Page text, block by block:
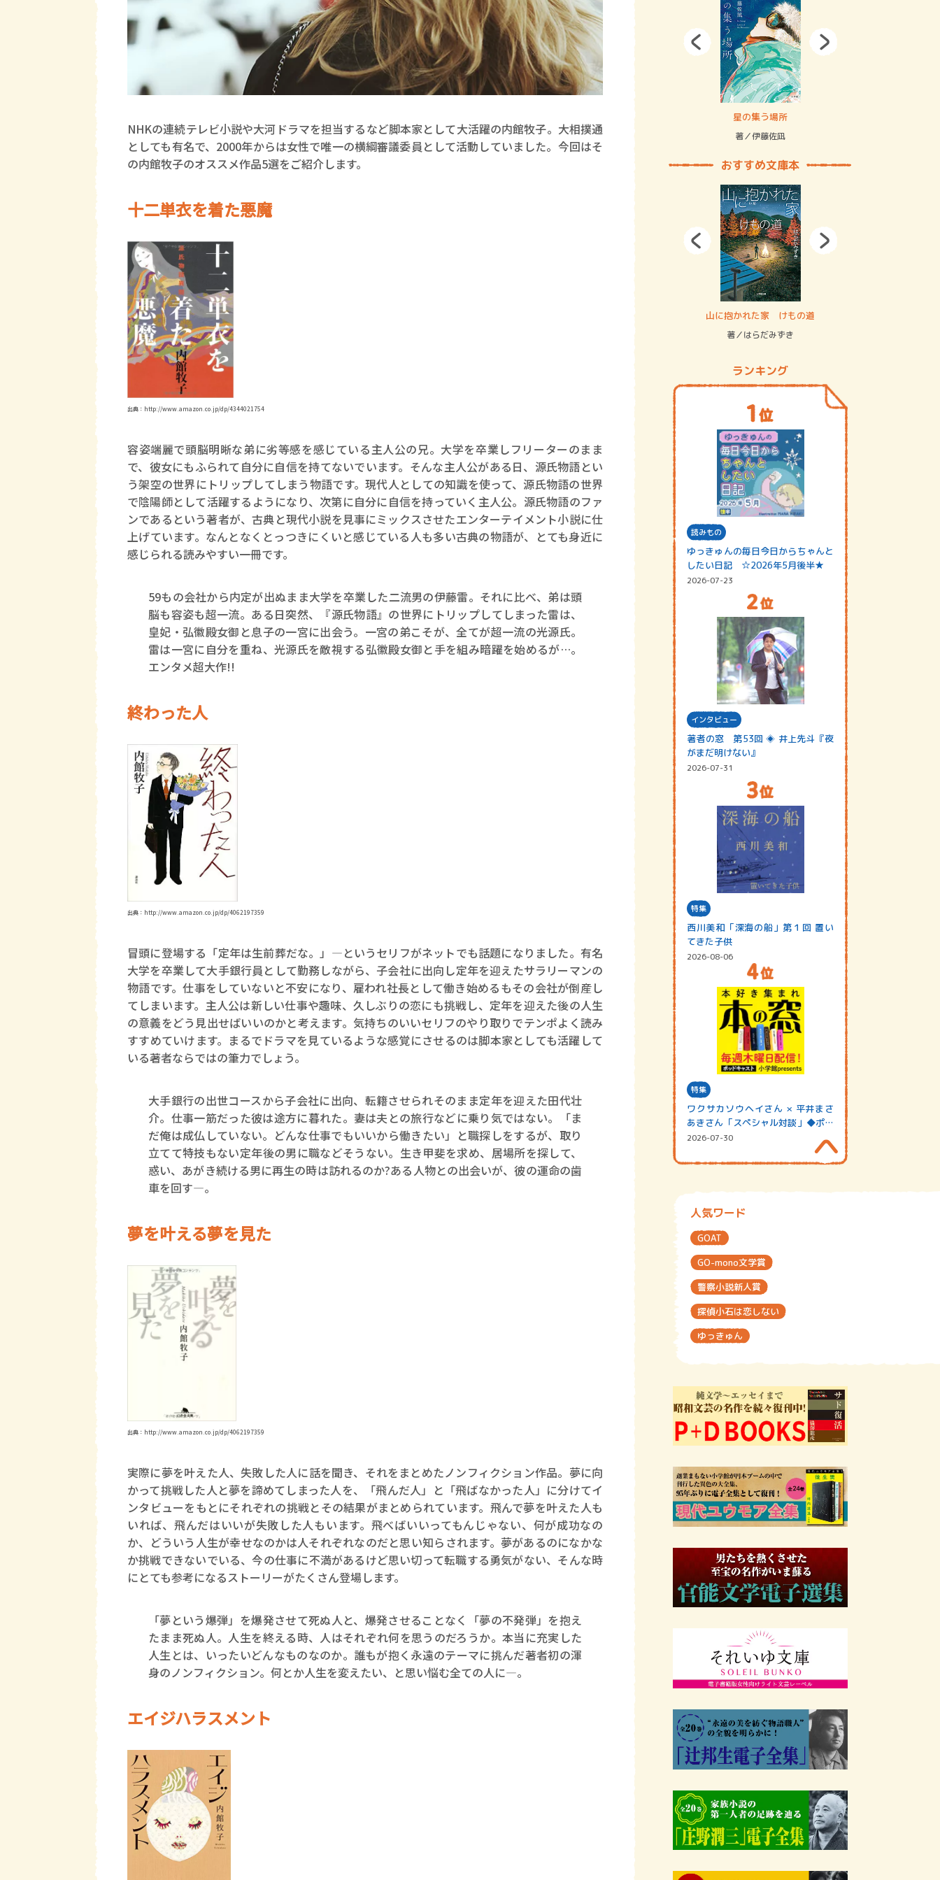
NHKの連続テレビ小説や大河ドラマを担当するなど脚本家として大活躍の内館牧子。大相撲通
としても有名で、2000年からは女性で唯一の横綱審議委員として活動していました。今回はそ
の内館牧子のオススメ作品5選をご紹介します。
十二単衣を着た悪魔
出典：http://www.amazon.co.jp/dp/4344021754
容姿端麗で頭脳明晰な弟に劣等感を感じている主人公の兄。大学を卒業しフリーターのまま
で、彼女にもふられて自分に自信を持てないでいます。そんな主人公がある日、源氏物語とい
う架空の世界にトリップしてしまう物語です。現代人としての知識を使って、源氏物語の世界
で陰陽師として活躍するようになり、次第に自分に自信を持っていく主人公。源氏物語のファ
ンであるという著者が、古典と現代小説を見事にミックスさせたエンターテイメント小説に仕
上げています。なんとなくとっつきにくいと感じている人も多い古典の物語が、とても身近に
感じられる読みやすい一冊です。
59もの会社から内定が出ぬまま大学を卒業した二流男の伊藤雷。それに比べ、弟は頭
脳も容姿も超一流。ある日突然、『源氏物語』の世界にトリップしてしまった雷は、
皇妃・弘徽殿女御と息子の一宮に出会う。一宮の弟こそが、全てが超一流の光源氏。
雷は一宮に自分を重ね、光源氏を敵視する弘徽殿女御と手を組み暗躍を始めるが…。
エンタメ超大作!!
終わった人
出典：http://www.amazon.co.jp/dp/4062197359
冒頭に登場する「定年は生前葬だな。」―というセリフがネットでも話題になりました。有名
大学を卒業して大手銀行員として勤務しながら、子会社に出向し定年を迎えたサラリーマンの
物語です。仕事をしていないと不安になり、雇われ社長として働き始めるもその会社が倒産し
てしまいます。主人公は新しい仕事や趣味、久しぶりの恋にも挑戦し、定年を迎えた後の人生
の意義をどう見出せばいいのかと考えます。気持ちのいいセリフのやり取りでテンポよく読み
すすめていけます。まるでドラマを見ているような感覚にさせるのは脚本家としても活躍して
いる著者ならではの筆力でしょう。
大手銀行の出世コースから子会社に出向、転籍させられそのまま定年を迎えた田代壮
介。仕事一筋だった彼は途方に暮れた。妻は夫との旅行などに乗り気ではない。「ま
だ俺は成仏していない。どんな仕事でもいいから働きたい」と職探しをするが、取り
立てて特技もない定年後の男に職などそうない。生き甲斐を求め、居場所を探して、
惑い、あがき続ける男に再生の時は訪れるのか?ある人物との出会いが、彼の運命の歯
車を回す―。
夢を叶える夢を見た
出典：http://www.amazon.co.jp/dp/4062197359
実際に夢を叶えた人、失敗した人に話を聞き、それをまとめたノンフィクション作品。夢に向
かって挑戦した人と夢を諦めてしまった人を、「飛んだ人」と「飛ばなかった人」に分けてイ
ンタビューをもとにそれぞれの挑戦とその結果がまとめられています。飛んで夢を叶えた人も
いれば、飛んだはいいが失敗した人もいます。飛べばいいってもんじゃない、何が成功なの
か、どういう人生が幸せなのかは人それぞれなのだと思い知らされます。夢があるのになかな
か挑戦できないでいる、今の仕事に不満があるけど思い切って転職する勇気がない、そんな時
にとても参考になるストーリーがたくさん登場します。
「夢という爆弾」を爆発させて死ぬ人と、爆発させることなく「夢の不発弾」を抱え
たまま死ぬ人。人生を終える時、人はそれぞれ何を思うのだろうか。本当に充実した
人生とは、いったいどんなものなのか。誰もが抱く永遠のテーマに挑んだ著者初の渾
身のノンフィクション。何とか人生を変えたい、と思い悩む全ての人に―。
エイジハラスメント
賞金稼ぎスリーサム！ 二重拘束の…
著／川瀬七緒
星の集う場所
著／伊藤佐凪
おすすめ文庫本
ロボット・イン・ザ・システム 山に抱かれた家 けもの道
著／はらだみずき
ランキング
読みもの
ゆっきゅんの毎日今日からちゃんと
したい日記 ☆2026年5月後半★
2026-07-23
インタビュー
著者の窓 第53回 ◈ 井上先斗『夜
がまだ明けない』
2026-07-31
特集
西川美和「深海の船」第１回 置い
てきた子供
2026-08-06
特集
ワクサカソウヘイさん × 平井まさ
あきさん「スペシャル対談」◆ポッ
ドキャスト…
2026-07-30
人気ワード
GOAT
GO-mono文学賞
警察小説新人賞
探偵小石は恋しない
ゆっきゅん